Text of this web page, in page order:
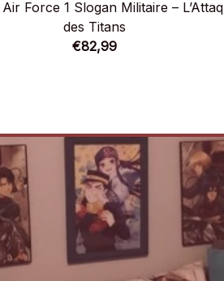
Force 1 Slogan Militaire –
des Titans
€82,99